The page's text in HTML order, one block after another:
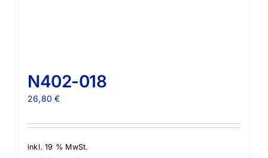
N402-018
26,80€
inkl. 19 % MwSt.